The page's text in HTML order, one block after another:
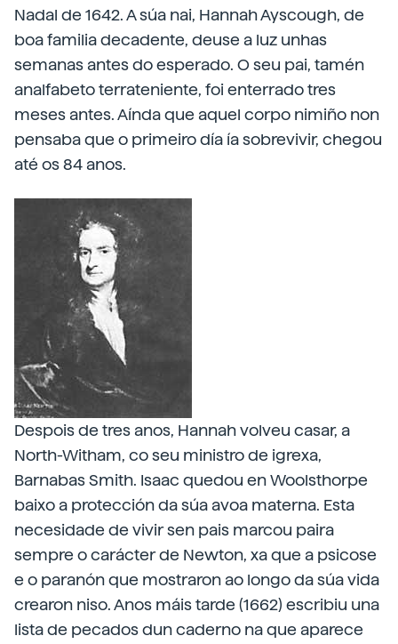
Nadal de 1642. A súa nai, Hannah Ayscough, de
boa familia decadente, deuse a luz unhas
semanas antes do esperado. O seu pai, tamén
analfabeto terrateniente, foi enterrado tres
meses antes. Aínda que aquel corpo nimiño non
pensaba que o primeiro día ía sobrevivir, chegou
até os 84 anos.
Despois de tres anos, Hannah volveu casar, a
North-Witham, co seu ministro de igrexa,
Barnabas Smith. Isaac quedou en Woolsthorpe
baixo a protección da súa avoa materna. Esta
necesidade de vivir sen pais marcou paira
sempre o carácter de Newton, xa que a psicose
e o paranón que mostraron ao longo da súa vida
crearon niso. Anos máis tarde (1662) escribiu una
lista de pecados dun caderno na que aparece